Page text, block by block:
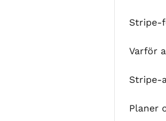
Stripe-
Varför
Stripe-
Planer